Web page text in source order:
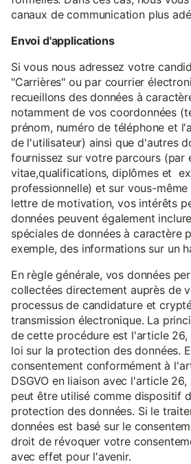
canaux de communication plus
Envoi d'applications
Si vous nous adressez votre
"Carrières" ou par courrier
recueillons des données à
notamment de vos coordonnées
prénom, numéro de téléphone et
de l'utilisateur) ainsi que d'autres
fournissez sur votre parcours (par
vitae,qualifications, diplômes et
professionnelle) et sur vous-
lettre de motivation, vos intérêts
données peuvent également
spéciales de données à caractère
exemple, des informations sur un
En règle générale, vos données
collectées directement auprès de
processus de candidature et
transmission électronique. La
de cette procédure est l'article 26,
loi sur la protection des données.
consentement conformément à
DSGVO en liaison avec l'article 26,
peut être utilisé comme dispositif
protection des données. Si le
données est basé sur le
droit de révoquer votre
avec effet pour l'avenir.